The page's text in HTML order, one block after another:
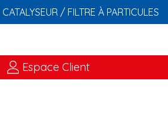
/ FILTRE À PARTICULES
Espace Client